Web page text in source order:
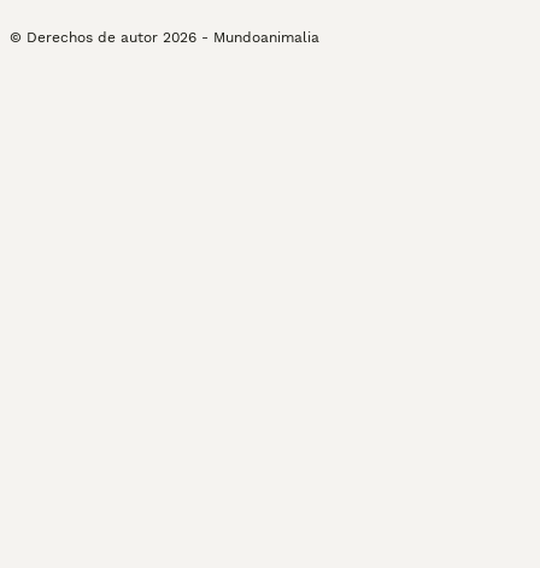
© Derechos de autor 2026 - Mundoanimalia